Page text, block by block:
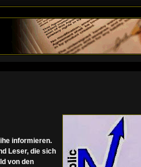
informieren.
Leser, die sich
von den